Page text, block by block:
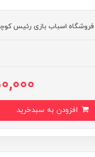
اسباب بازی رئیس